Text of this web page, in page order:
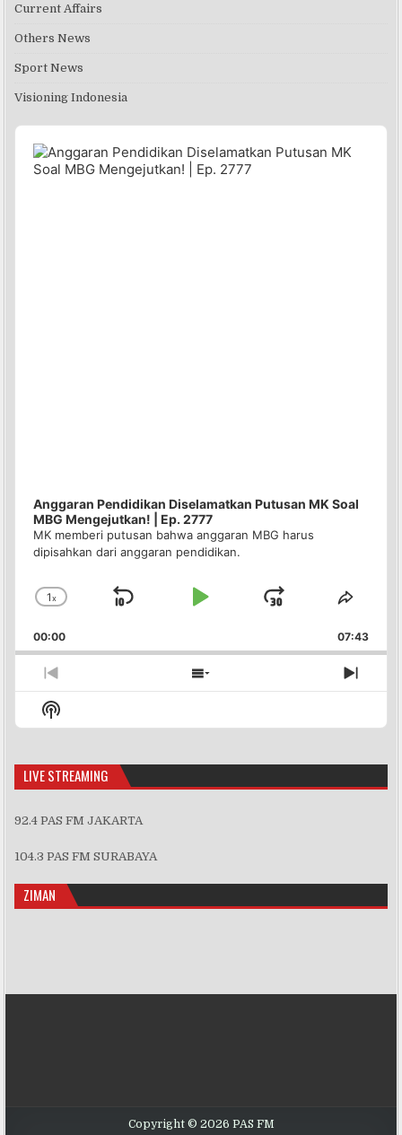
Current Affairs
Others News
Sport News
Visioning Indonesia
Audio
Player
Anggaran Pendidikan Diselamatkan Putusan MK Soal
MBG Mengejutkan! | Ep. 2777
MK memberi putusan bahwa anggaran MBG harus
dipisahkan dari anggaran pendidikan.
Change
Rate
1x
Skip
Play
Jump
Forward
Share
00:00 07:43
Previous
Episode
Show
Next
Show
Podcast
LIVE STREAMING
92.4 PAS FM JAKARTA
104.3 PAS FM SURABAYA
ZIMAN
Copyright © 2026 PAS FM